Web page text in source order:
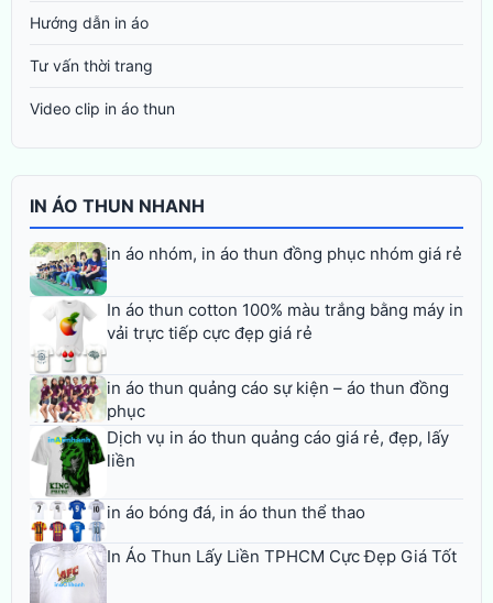
Hướng dẫn in áo
Tư vấn thời trang
Video clip in áo thun
IN ÁO THUN NHANH
in áo nhóm, in áo thun đồng phục nhóm giá rẻ
In áo thun cotton 100% màu trắng bằng máy in
vải trực tiếp cực đẹp giá rẻ
in áo thun quảng cáo sự kiện – áo thun đồng
phục
Dịch vụ in áo thun quảng cáo giá rẻ, đẹp, lấy
liền
in áo bóng đá, in áo thun thể thao
In Áo Thun Lấy Liền TPHCM Cực Đẹp Giá Tốt